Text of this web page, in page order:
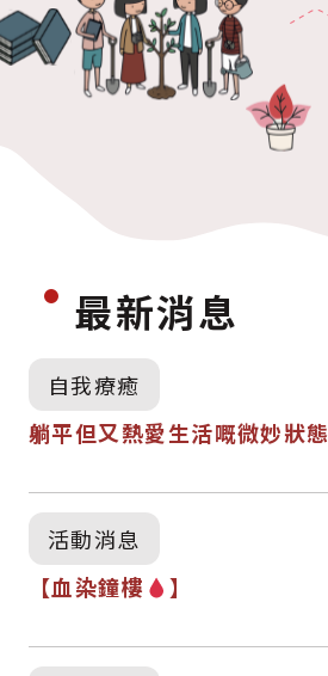
最新消息
自我療癒
躺平但又熱愛生活嘅微妙狀態
活動消息
【血染鐘樓
】